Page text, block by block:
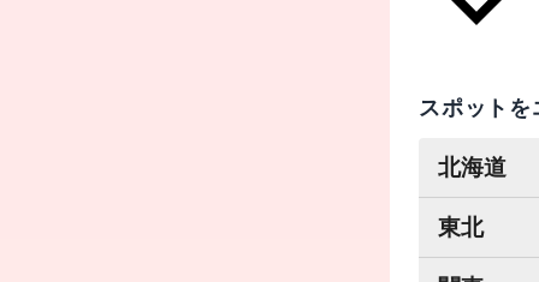
スポット
北海道
東北